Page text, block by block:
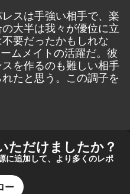
スは手強い相手で、楽
大半は我々が優位に立
要だったかもしれな
ムメイトの活躍だ。彼
を作るのも難しい相手
たと思う。この調子を
ただけましたか？
追加して、より多くのレポ
ー